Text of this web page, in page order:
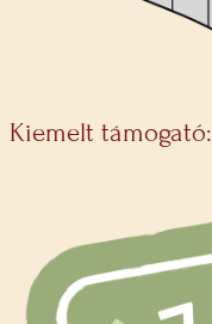
Kiemelt támogató: